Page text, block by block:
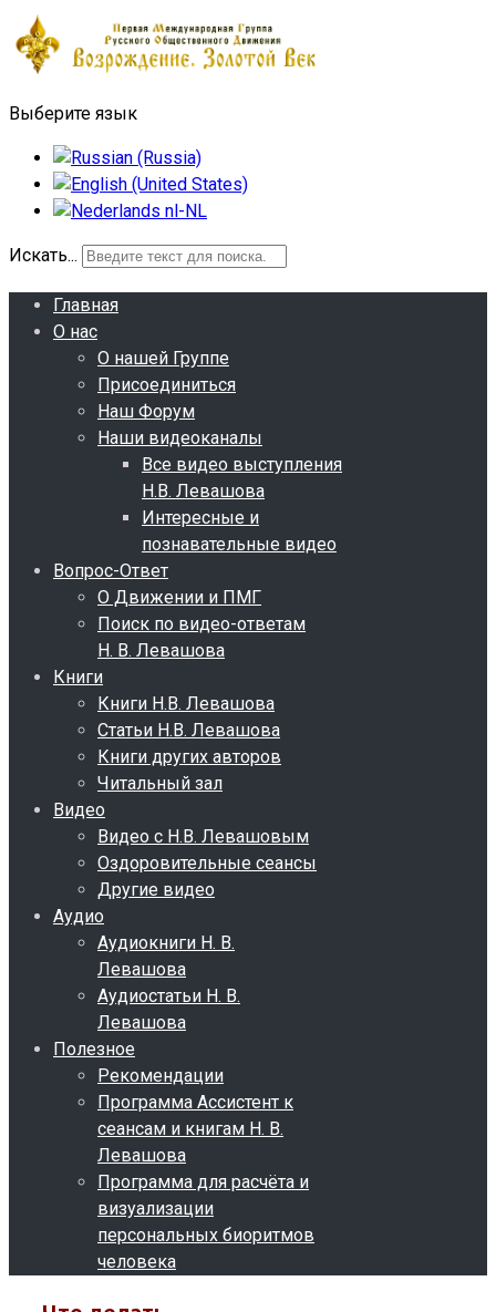
Выберите язык
Искать...
Главная
О нас
О нашей Группе
Присоединиться
Наш Форум
Наши видеоканалы
Все видео выступления
Н.В. Левашова
Интересные и
познавательные видео
Вопрос-Ответ
О Движении и ПМГ
Поиск по видео-ответам
Н. В. Левашова
Книги
Книги Н.В. Левашова
Статьи Н.В. Левашова
Книги других авторов
Читальный зал
Видео
Видео с Н.В. Левашовым
Оздоровительные сеансы
Другие видео
Аудио
Аудиокниги Н. В.
Левашова
Аудиостатьи Н. В.
Левашова
Полезное
Рекомендации
Программа Ассистент к
сеансам и книгам Н. В.
Левашова
Программа для расчёта и
визуализации
персональных биоритмов
человека